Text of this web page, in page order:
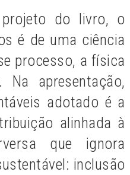
do livro, o
é de uma ciência
processo, a física
apresentação,
adotado é a
alinhada à
que ignora
inclusão